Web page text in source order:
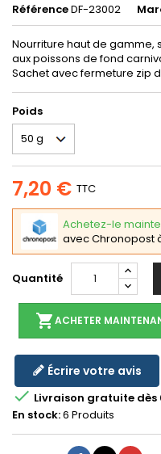
RéférenceDF-23002
Nourriture haut de
aux poissons de fond
Sachet avec fermeture zip
Poids
7,20 € TTC
Achetez-le
avec Chronopost
Quantité
shopping_cartACHETER
Écrire votre avis
 Livraison gratuite
En stock:6 Produits